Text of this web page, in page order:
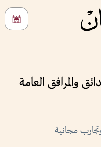
والمرافق العامة
مجانية